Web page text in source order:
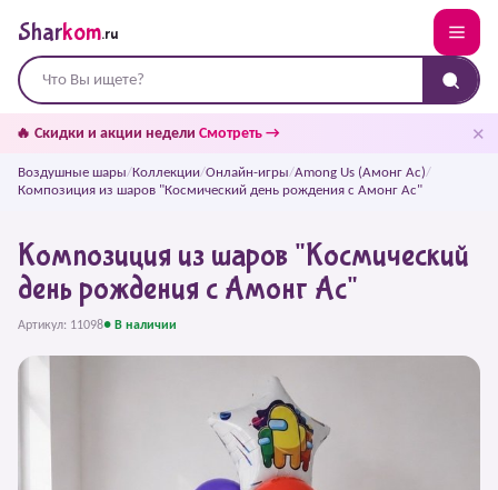
Sharkom.ru
🔥 Скидки и акции недели Смотреть → ✕
Воздушные шары/Коллекции/Онлайн-игры/Among Us (Амонг Ас)/
Композиция из шаров "Космический день рождения с Амонг Ас"
Композиция из шаров "Космический
день рождения с Амонг Ас"
Артикул: 11098● В наличии